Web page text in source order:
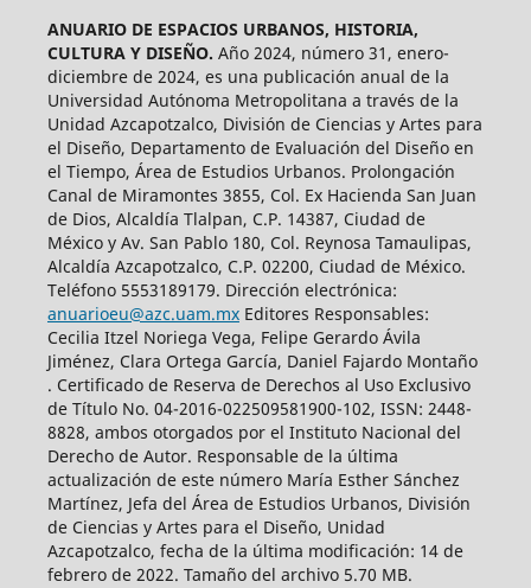
ANUARIO DE ESPACIOS URBANOS, HISTORIA,
CULTURA Y DISEÑO. Año 2024, número 31, enero-
diciembre de 2024, es una publicación anual de la
Universidad Autónoma Metropolitana a través de la
Unidad Azcapotzalco, División de Ciencias y Artes para
el Diseño, Departamento de Evaluación del Diseño en
el Tiempo, Área de Estudios Urbanos. Prolongación
Canal de Miramontes 3855, Col. Ex Hacienda San Juan
de Dios, Alcaldía Tlalpan, C.P. 14387, Ciudad de
México y Av. San Pablo 180, Col. Reynosa Tamaulipas,
Alcaldía Azcapotzalco, C.P. 02200, Ciudad de México.
Teléfono 5553189179. Dirección electrónica:
anuarioeu@azc.uam.mxEditores Responsables:
Cecilia Itzel Noriega Vega, Felipe Gerardo Ávila
Jiménez, Clara Ortega García, Daniel Fajardo Montaño
. Certificado de Reserva de Derechos al Uso Exclusivo
de Título No. 04-2016-022509581900-102, ISSN: 2448-
8828, ambos otorgados por el Instituto Nacional del
Derecho de Autor. Responsable de la última
actualización de este número María Esther Sánchez
Martínez, Jefa del Área de Estudios Urbanos, División
de Ciencias y Artes para el Diseño, Unidad
Azcapotzalco, fecha de la última modificación: 14 de
febrero de 2022. Tamaño del archivo 5.70 MB.